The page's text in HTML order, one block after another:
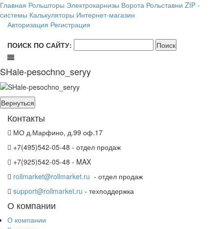
Главная Рольшторы Электрокарнизы Ворота Рольставни ZIP -
системы Калькуляторы Интернет-магазин
Авторизация Регистрация
ПОИСК ПО САЙТУ:
SHale-pesochno_seryy
Контакты
МО д.Марфино, д.99 оф.17
+7(495)542-05-48 - отдел продаж
+7(925)542-05-48 - MAX
rollmarket@rollmarket.ru - отдел продаж
support@rollmarket.ru - техподдержка
О компании
О компании